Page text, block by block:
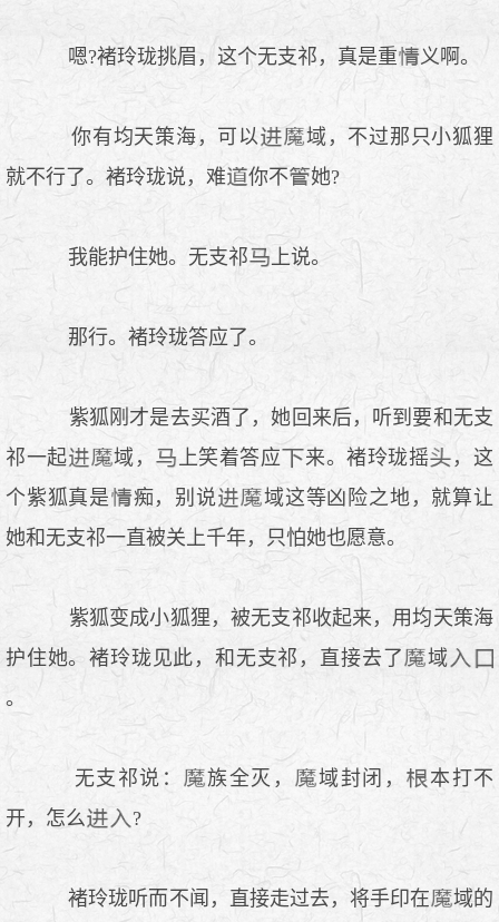
嗯?褚玲珑挑眉，这个无支祁，真是重 义啊。
你有均天策海，可以
域，不过那只小狐狸
就不行了。褚玲珑说，难
你不 她?
我能护住她。无支祁 上说。
那行。褚玲珑答应了。
紫狐刚才是去买酒了，她回来后，听到要和无支
祁一起
域， 上笑着答应 来。褚玲珑摇
，这
个紫狐真是
痴，别说
域这等凶险之地，就算让
她和无支祁一直被关上千年，只怕她也愿意。
紫狐变成小狐狸，被无支祁收起来，用均天策海
护住她。褚玲珑见此，和无支祁，直接去了
域
。
无支祁说： 族全灭， 域封闭，
本打不
开，怎么
?
褚玲珑听而不闻，直接走过去，将手印在
域的